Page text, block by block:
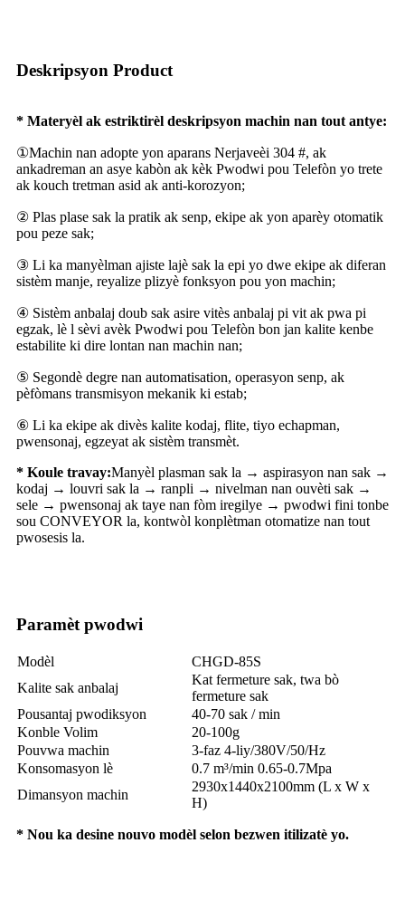
Deskripsyon Product
* Materyèl ak estriktirèl deskripsyon machin nan tout antye:
①Machin nan adopte yon aparans Nerjaveèi 304 #, ak
ankadreman an asye kabòn ak kèk Pwodwi pou Telefòn yo trete
ak kouch tretman asid ak anti-korozyon;
② Plas plase sak la pratik ak senp, ekipe ak yon aparèy otomatik
pou peze sak;
③ Li ka manyèlman ajiste lajè sak la epi yo dwe ekipe ak diferan
sistèm manje, reyalize plizyè fonksyon pou yon machin;
④ Sistèm anbalaj doub sak asire vitès anbalaj pi vit ak pwa pi
egzak, lè l sèvi avèk Pwodwi pou Telefòn bon jan kalite kenbe
estabilite ki dire lontan nan machin nan;
⑤ Segondè degre nan automatisation, operasyon senp, ak
pèfòmans transmisyon mekanik ki estab;
⑥ Li ka ekipe ak divès kalite kodaj, flite, tiyo echapman,
pwensonaj, egzeyat ak sistèm transmèt.
* Koule travay:Manyèl plasman sak la → aspirasyon nan sak →
kodaj → louvri sak la → ranpli → nivelman nan ouvèti sak →
sele → pwensonaj ak taye nan fòm iregilye → pwodwi fini tonbe
sou CONVEYOR la, kontwòl konplètman otomatize nan tout
pwosesis la.
Paramèt pwodwi
Modèl
CHGD-85S
Kalite sak anbalaj
Kat fermeture sak, twa bò
fermeture sak
Pousantaj pwodiksyon
40-70 sak / min
Konble Volim
20-100g
Pouvwa machin
3-faz 4-liy/380V/50/Hz
Konsomasyon lè
0.7 m³/min 0.65-0.7Mpa
Dimansyon machin
2930x1440x2100mm (L x W x
H)
* Nou ka desine nouvo modèl selon bezwen itilizatè yo.